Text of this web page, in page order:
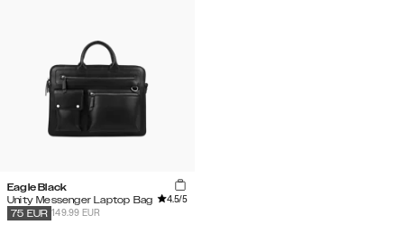
Eagle Black
Unity Messenger Laptop Bag
4.5/5
149.99 EUR
75 EUR